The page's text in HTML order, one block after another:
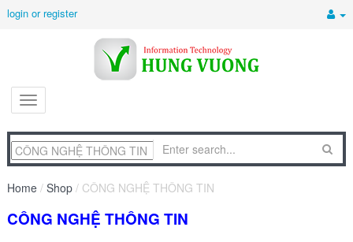
login or register
Home / Shop / CÔNG NGHỆ THÔNG TIN
CÔNG NGHỆ THÔNG TIN